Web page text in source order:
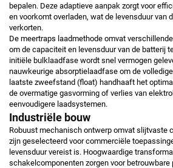
bepalen. Deze adaptieve aanpak zorgt voor
en voorkomt overladen, wat de levensduur van
verkorten.
De meertraps laadmethode omvat
om de capaciteit en levensduur van de batterij
initiële bulklaadfase wordt snel vermogen
nauwkeurige absorptielaadfase om de
laatste zweefstand (float) handhaaft het
de overmatige gasvorming of verlies van
eenvoudigere laadsystemen.
Industriële bouw
Robuust mechanisch ontwerp omvat slijtvaste
zijn geselecteerd voor commerciële
levensduur vereist is. Hoogwaardige
schakelcomponenten zorgen voor